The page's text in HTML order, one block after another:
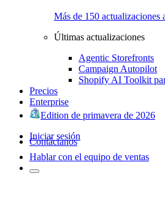
Más de 150 actualizaciones
Últimas actualizaciones
Agentic Storefronts
Campaign Autopilot
Shopify AI Toolkit
Precios
Enterprise
Edition de primavera de 2026
Iniciar sesión
Contáctanos
Hablar con el equipo de ventas